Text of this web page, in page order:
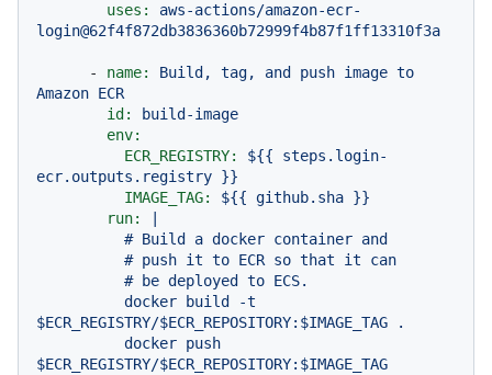
uses:
aws-actions/amazon-ecr-
login@62f4f872db3836360b72999f4b87f1ff13310f3a
- name: Build, tag, and push image to
Amazon ECR
id:
build-image
env:
ECR_REGISTRY:
${{
steps.login-
ecr.outputs.registry }}
IMAGE_TAG:
${{ github.sha }}
run:
$ECR_REGISTRY/$ECR_REPOSITORY:$IMAGE_TAG .
$ECR_REGISTRY/$ECR_REPOSITORY:$IMAGE_TAG